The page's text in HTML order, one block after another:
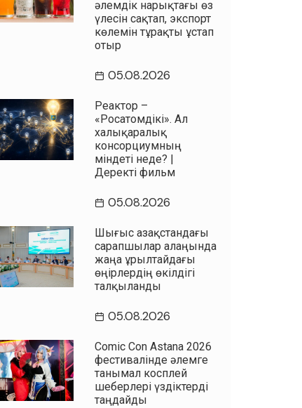
әлемдік нарықтағы өз
үлесін сақтап, экспорт
көлемін тұрақты ұстап
отыр
05.08.2026
Реактор –
«Росатомдікі». Ал
халықаралық
консорциумның
міндеті неде? |
Деректі фильм
05.08.2026
Шығыс Қазақстандағы
сарапшылар алаңында
жаңа Құрылтайдағы
өңірлердің өкілдігі
талқыланды
05.08.2026
Comic Con Astana 2026
фестивалінде әлемге
танымал косплей
шеберлері үздіктерді
таңдайды